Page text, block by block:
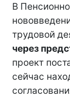
В
трудовой
через
проект
сейчас